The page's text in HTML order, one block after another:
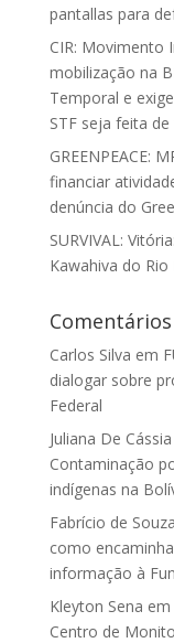
pantallas para
CIR: Movimento
mobilização na
Temporal e
STF seja feita
GREENPEACE:
financiar
denúncia do
SURVIVAL:
Kawahiva do
Comentários
Carlos Silva em
dialogar sobre
Federal
Juliana De
Contaminação
indígenas na
Fabrício de
como
informação à
Kleyton Sena em
Centro de